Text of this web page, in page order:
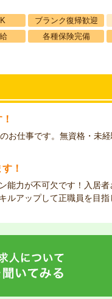
ブランク復帰歓迎
各種保険完備
お仕事です。無資格・未
！
能力が不可欠です！入居
ルアップして正職員を目指